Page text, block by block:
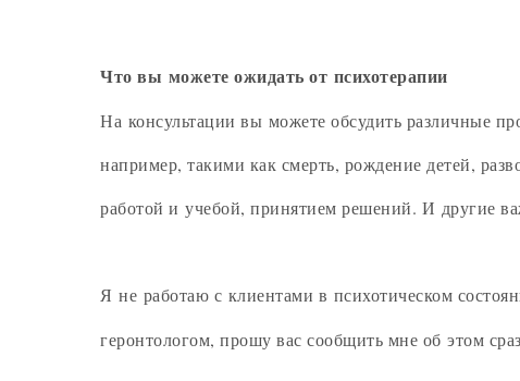
Что вы можете ожидать от психотерапии
На консультации вы можете обсудить различные
например, такими как смерть, рождение детей,
работой и учебой, принятием решений. И другие
Я не работаю с клиентами в психотическом
геронтологом, прошу вас сообщить мне об этом